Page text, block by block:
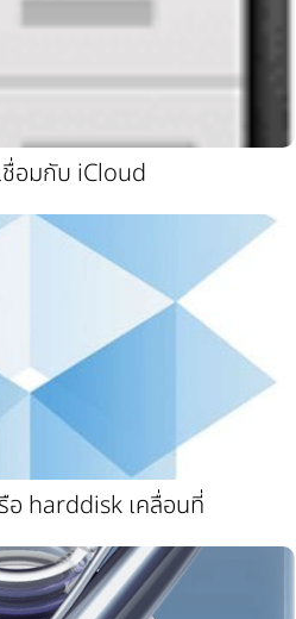
อมกับ iCloud
harddisk เคลื่อนที่